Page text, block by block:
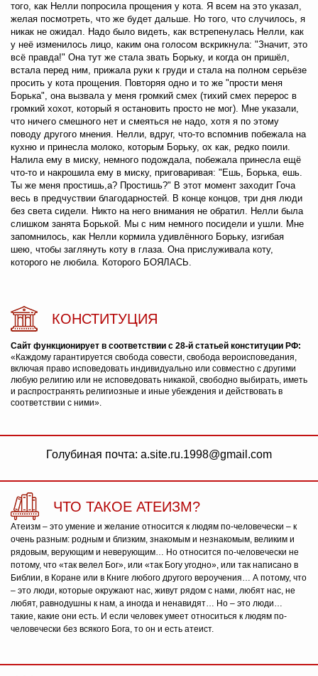
того, как Нелли попросила прощения у кота. Я всем на это указал,
желая посмотреть, что же будет дальше. Но того, что случилось, я
никак не ожидал. Надо было видеть, как встрепенулась Нелли, как
у неё изменилось лицо, каким она голосом вскрикнула: "Значит, это
всё правда!" Она тут же стала звать Борьку, и когда он пришёл,
встала перед ним, прижала руки к груди и стала на полном серьёзе
просить у кота прощения. Повторяя одно и то же "прости меня
Борька", она вызвала у меня громкий смех (тихий смех перерос в
громкий хохот, который я остановить просто не мог). Мне указали,
что ничего смешного нет и смеяться не надо, хотя я по этому
поводу другого мнения. Нелли, вдруг, что-то вспомнив побежала на
кухню и принесла молоко, которым Борьку, ох как, редко поили.
Налила ему в миску, немного подождала, побежала принесла ещё
что-то и накрошила ему в миску, приговаривая: "Ешь, Борька, ешь.
Ты же меня простишь,а? Простишь?" В этот момент заходит Гоча
весь в предчуствии благодарностей. В конце концов, три дня люди
без света сидели. Никто на него внимания не обратил. Нелли была
слишком занята Борькой. Мы с ним немного посидели и ушли. Мне
запомнилось, как Нелли кормила удивлённого Борьку, изгибая
шею, чтобы заглянуть коту в глаза. Она прислуживала коту,
которого не любила. Которого БОЯЛАСЬ.
КОНСТИТУЦИЯ
Сайт функционирует в соответствии с 28-й статьей конституции РФ:
«Каждому гарантируется свобода совести, свобода вероисповедания,
включая право исповедовать индивидуально или совместно с другими
любую религию или не исповедовать никакой, свободно выбирать, иметь
и распространять религиозные и иные убеждения и действовать в
соответствии с ними».
Голубиная почта: a.site.ru.1998@gmail.com
ЧТО ТАКОЕ АТЕИЗМ?
Атеизм – это умение и желание относится к людям по-человечески – к
очень разным: родным и близким, знакомым и незнакомым, великим и
рядовым, верующим и неверующим… Но относится по-человечески не
потому, что «так велел Бог», или «так Богу угодно», или так написано в
Библии, в Коране или в Книге любого другого вероучения… А потому, что
– это люди, которые окружают нас, живут рядом с нами, любят нас, не
любят, равнодушны к нам, а иногда и ненавидят… Но – это люди…
такие, какие они есть. И если человек умеет относиться к людям по-
человечески без всякого Бога, то он и есть атеист.